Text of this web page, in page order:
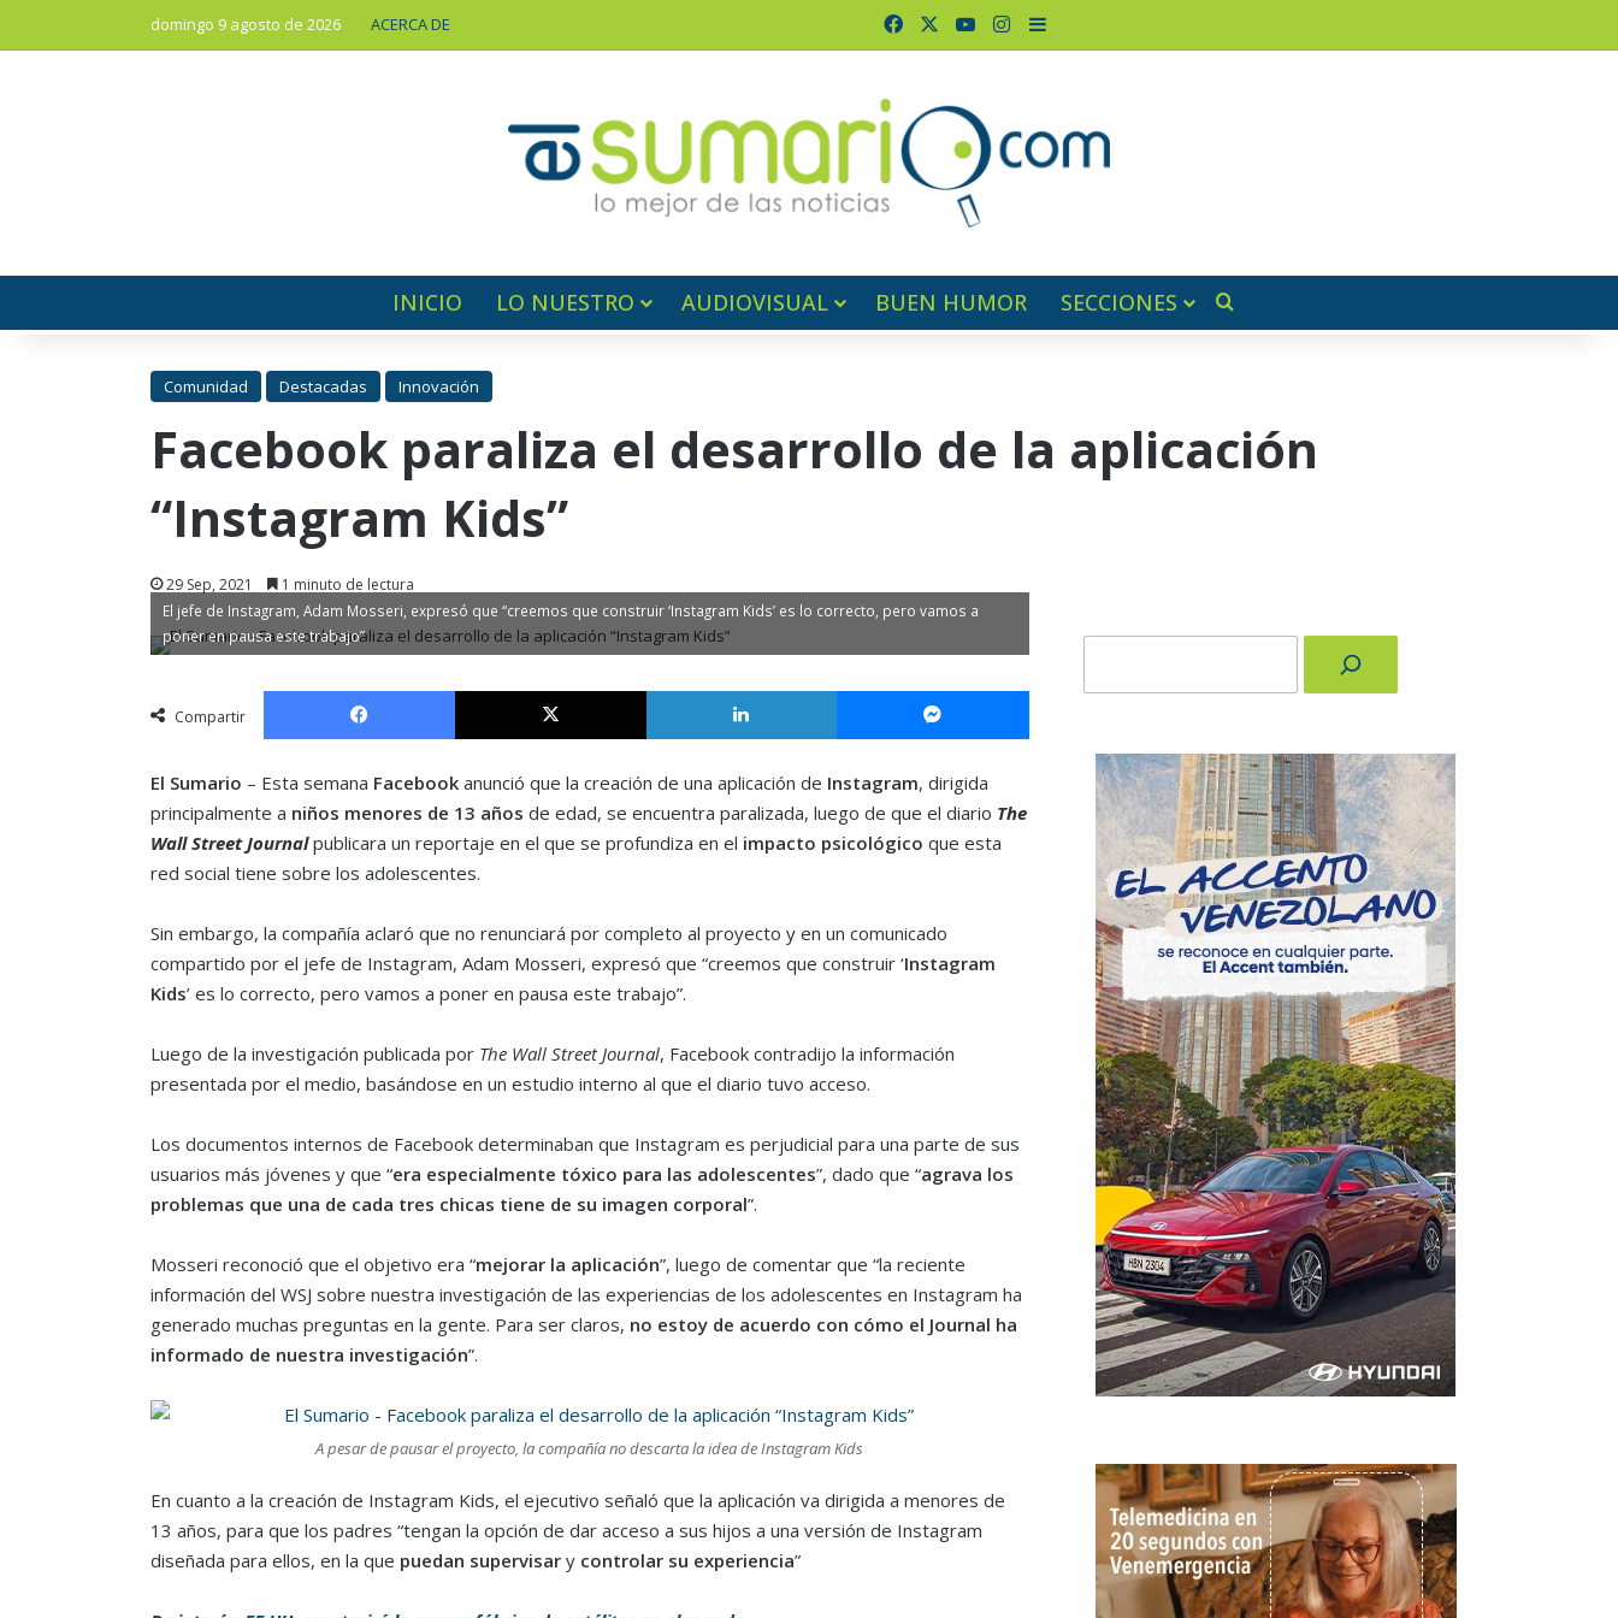
domingo 9 agosto de 2026 ACERCA DE FacebookYouTubeInstagram
Barra lateral
INICIO LO NUESTRO AUDIOVISUAL BUEN HUMOR SECCIONES
Comunidad Destacadas Innovación
Facebook paraliza el desarrollo de la aplicación
“Instagram Kids”
29 Sep, 2021 1 minuto de lectura
El jefe de Instagram, Adam Mosseri, expresó que “creemos que construir ‘Instagram Kids’ es lo correcto, pero vamos a
poner en pausa este trabajo”
Compartir
Facebook X LinkedIn Messenger
El Sumario – Esta semana Facebookanunció que la creación de una aplicación de Instagram, dirigida
principalmente a niños menores de 13 años de edad, se encuentra paralizada, luego de que el diario The
Wall Street Journalpublicara un reportaje en el que se profundiza en el impacto psicológico que esta
red social tiene sobre los adolescentes.
Sin embargo, la compañía aclaró que no renunciará por completo al proyecto y en un comunicado
compartido por el jefe de Instagram, Adam Mosseri, expresó que “creemos que construir ‘Instagram
Kids’ es lo correcto, pero vamos a poner en pausa este trabajo”.
Luego de la investigación publicada por The Wall Street Journal, Facebook contradijo la información
presentada por el medio, basándose en un estudio interno al que el diario tuvo acceso.
Los documentos internos de Facebook determinaban que Instagram es perjudicial para una parte de sus
usuarios más jóvenes y que “era especialmente tóxico para las adolescentes”, dado que “agrava los
problemas que una de cada tres chicas tiene de su imagen corporal”.
Mosseri reconoció que el objetivo era “mejorar la aplicación”, luego de comentar que “la reciente
información del WSJ sobre nuestra investigación de las experiencias de los adolescentes en Instagram ha
generado muchas preguntas en la gente. Para ser claros, no estoy de acuerdo con cómo el Journal ha
informado de nuestra investigación”.
A pesar de pausar el proyecto, la compañía no descarta la idea de Instagram Kids
En cuanto a la creación de Instagram Kids, el ejecutivo señaló que la aplicación va dirigida a menores de
13 años, para que los padres “tengan la opción de dar acceso a sus hijos a una versión de Instagram
diseñada para ellos, en la que puedan supervisary controlar su experiencia”